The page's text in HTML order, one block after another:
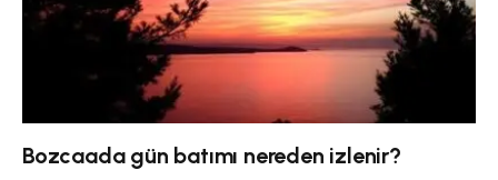
Bozcaada gün batımı nereden izlenir?